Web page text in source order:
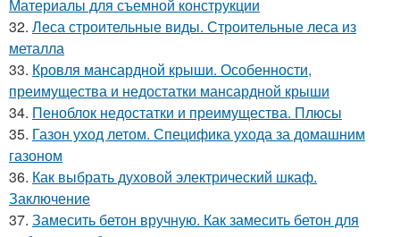
Материалы для съемной конструкции
32. Леса строительные виды. Строительные леса из
металла
33. Кровля мансардной крыши. Особенности,
преимущества и недостатки мансардной крыши
34. Пеноблок недостатки и преимущества. Плюсы
35. Газон уход летом. Специфика ухода за домашним
газоном
36. Как выбрать духовой электрический шкаф.
Заключение
37. Замесить бетон вручную. Как замесить бетон для